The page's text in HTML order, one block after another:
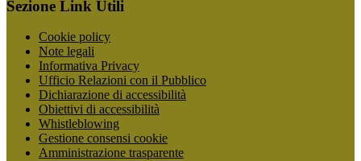
Sezione Link Utili
Cookie policy
Note legali
Informativa Privacy
Ufficio Relazioni con il Pubblico
Dichiarazione di accessibilità
Obiettivi di accessibilità
Whistleblowing
Gestione consensi cookie
Amministrazione trasparente